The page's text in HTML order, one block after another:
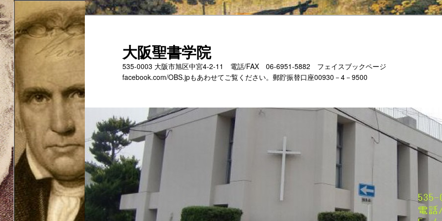
メ
イ
ン
コ
ン
テ
ン
ツ
へ
移
動
サ
ブ
コ
ン
テ
ン
ツ
へ
移
動
大阪聖書学院
535-0003 大阪市旭区中宮4-2-11 電話/FAX 06-6951-5882 フェイスブックページ
facebook.com/OBS.jpもあわせてご覧ください。郵貯振替口座00930－4－9500